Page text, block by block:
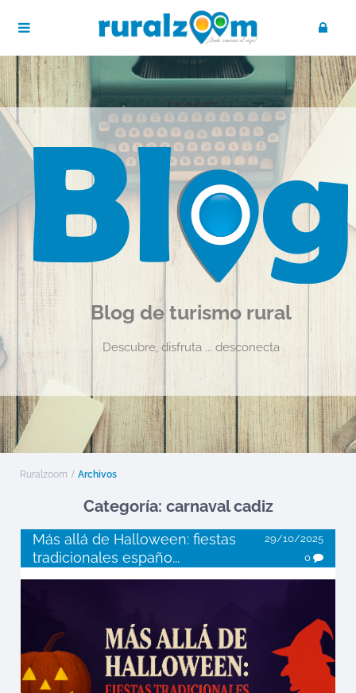
Blog de turismo rural
Descubre, disfruta ... desconecta
Ruralzoom Archivos
Categoría: carnaval cadiz
Más allá de Halloween: fiestas
tradicionales españo...
29/10/2025
0